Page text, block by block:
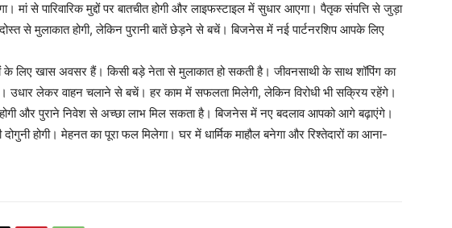
मां से पारिवारिक मुद्दों पर बातचीत होगी और लाइफस्टाइल में सुधार आएगा। पैतृक संपत्ति से जुड़ा
से मुलाकात होगी, लेकिन पुरानी बातें छेड़ने से बचें। बिजनेस में नई पार्टनरशिप आपके लिए
लिए खास अवसर हैं। किसी बड़े नेता से मुलाकात हो सकती है। जीवनसाथी के साथ शॉपिंग का
उधार लेकर वाहन चलाने से बचें। हर काम में सफलता मिलेगी, लेकिन विरोधी भी सक्रिय रहेंगे।
और पुराने निवेश से अच्छा लाभ मिल सकता है। बिजनेस में नए बदलाव आपको आगे बढ़ाएंगे।
होगी। मेहनत का पूरा फल मिलेगा। घर में धार्मिक माहौल बनेगा और रिश्तेदारों का आना-